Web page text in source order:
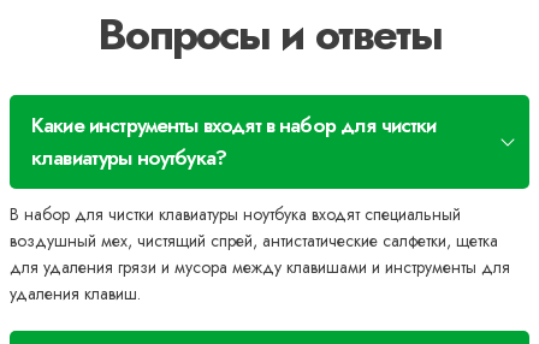
Вопросы и ответы
Какие инструменты входят в набор для чистки
клавиатуры ноутбука?
В набор для чистки клавиатуры ноутбука входят специальный
воздушный мех, чистящий спрей, антистатические салфетки, щетка
для удаления грязи и мусора между клавишами и инструменты для
удаления клавиш.